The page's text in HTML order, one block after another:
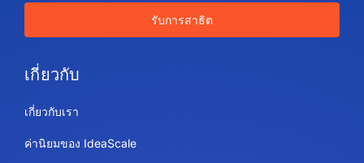
รับการสาธิต
เกี่ยวกับ
เกี่ยวกับเรา
ค่านิยมของ IdeaScale